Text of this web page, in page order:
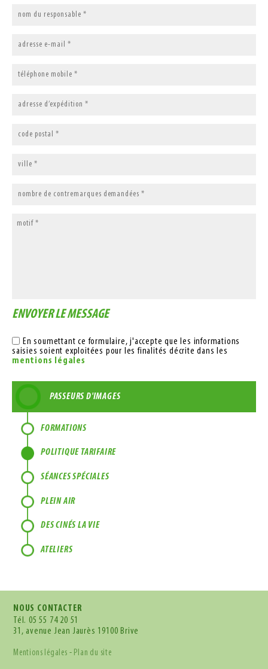
ENVOYER LE MESSAGE
En soumettant ce formulaire, j'accepte que les informations
saisies soient exploitées pour les finalités décrite dans les
mentions légales
PASSEURS D'IMAGES
FORMATIONS
POLITIQUE TARIFAIRE
SÉANCES SPÉCIALES
PLEIN AIR
DES CINÉS LA VIE
ATELIERS
NOUS CONTACTER
Tél. 05 55 74 20 51
31, avenue Jean Jaurès 19100 Brive
Mentions légales - Plan du site